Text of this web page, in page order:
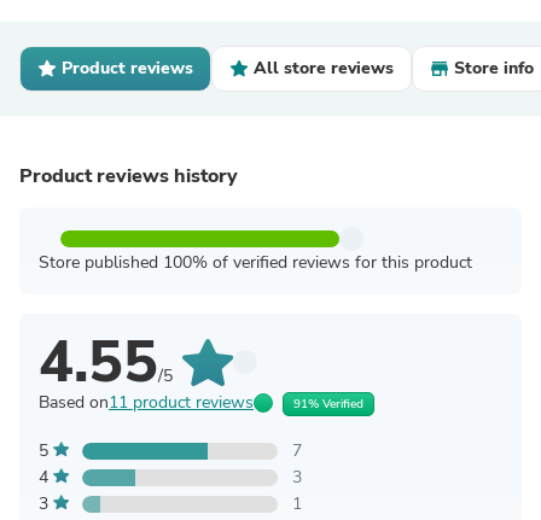
Product reviews All store reviews Store info
Product reviews history
Store published 100% of verified reviews for this product
4.55/5
Based on11 product reviews 91% Verified
5
7
4
3
3
1